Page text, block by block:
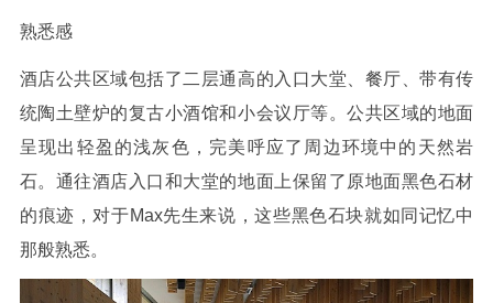
熟悉感
酒店公共区域包括了二层通高的入口大堂、餐厅、带有传
统陶土壁炉的复古小酒馆和小会议厅等。公共区域的地面
呈现出轻盈的浅灰色，完美呼应了周边环境中的天然岩
石。通往酒店入口和大堂的地面上保留了原地面黑色石材
的痕迹，对于Max先生来说，这些黑色石块就如同记忆中
那般熟悉。